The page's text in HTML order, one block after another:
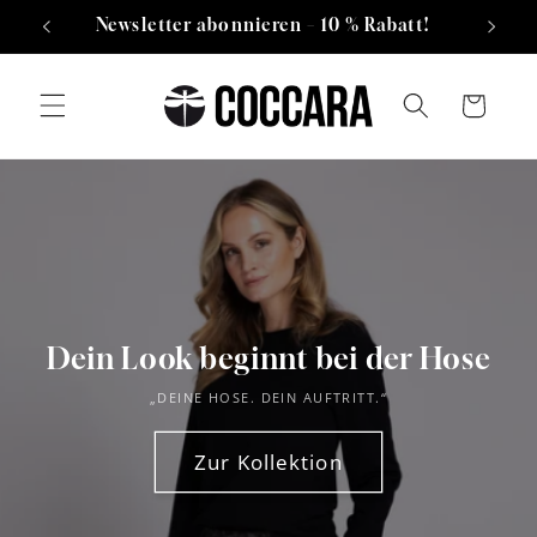
zum
Inhalt
Newsletter abonnieren – 10 % Rabatt!
Warenkorb
Dein Look beginnt bei der Hose
„DEINE HOSE. DEIN AUFTRITT.“
Zur Kollektion